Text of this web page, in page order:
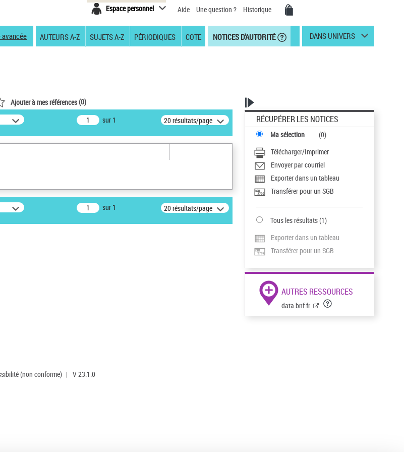
Espace personnel Aide Une question ? Historique
avancée AUTEURS A-Z SUJETS A-Z PÉRIODIQUES COTE NOTICES D'AUTORITÉ DANS UNIVERS
Ajouter à mes références(0)
sur 1 20 résultats/page
sur 1 20 résultats/page
RÉCUPÉRER LES NOTICES
Ma sélection (0)
Télécharger/Imprimer
Envoyer par courriel
Exporter dans un tableau
Transférer pour un SGB
Tous les résultats(1)
Exporter dans un tableau
Transférer pour un SGB
AUTRES RESSOURCES
data.bnf.fr
(non conforme) | V 23.1.0